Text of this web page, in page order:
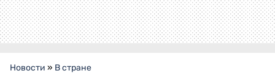
Новости » В стране